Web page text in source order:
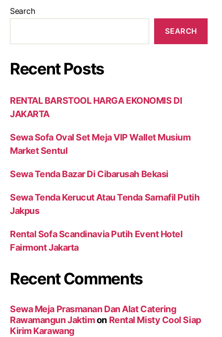
Search
SEARCH
Recent Posts
RENTAL BARSTOOL HARGA EKONOMIS DI
JAKARTA
Sewa Sofa Oval Set Meja VIP Wallet Musium
Market Sentul
Sewa Tenda Bazar Di Cibarusah Bekasi
Sewa Tenda Kerucut Atau Tenda Sarnafil Putih
Jakpus
Rental Sofa Scandinavia Putih Event Hotel
Fairmont Jakarta
Recent Comments
Sewa Meja Prasmanan Dan Alat Catering
Rawamangun Jaktimon Rental Misty Cool Siap
Kirim Karawang